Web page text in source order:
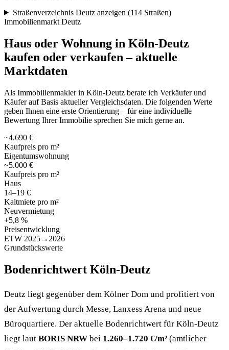
Straßenverzeichnis Deutz anzeigen (114 Straßen)
Immobilienmarkt Deutz
Haus oder Wohnung in Köln-Deutz
kaufen oder verkaufen – aktuelle
Marktdaten
Als Immobilienmakler in Köln-Deutz berate ich Verkäufer und
Käufer auf Basis aktueller Vergleichsdaten. Die folgenden Werte
geben Ihnen eine erste Orientierung – für eine individuelle
Bewertung Ihrer Immobilie sprechen Sie mich gerne an.
~4.690 €
Kaufpreis pro m²
Eigentumswohnung
~5.000 €
Kaufpreis pro m²
Haus
14–19 €
Kaltmiete pro m²
Neuvermietung
+5,8 %
Preisentwicklung
ETW 2025→2026
Grundstückswerte
Bodenrichtwert Köln-Deutz
Deutz liegt gegenüber dem Kölner Dom und profitiert von
der Aufwertung durch Messe, Lanxess Arena und neue
Büroquartiere. Der aktuelle Bodenrichtwert für Köln-Deutz
liegt laut BORIS NRW bei 1.260–1.720 €/m² (amtlicher